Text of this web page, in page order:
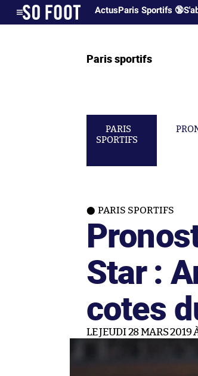
ActusParis Sportifs 🔞
Paris sportifs
PARIS
SPORTIFS
PARIS SPORTIFS
Star :
cotes
LE JEUDI 28 MARS 2019